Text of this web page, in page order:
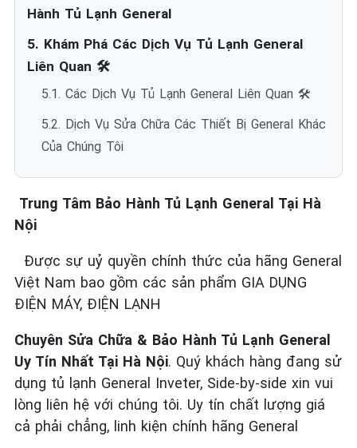
Hành Tủ Lạnh General
5. Khám Phá Các Dịch Vụ Tủ Lạnh General
Liên Quan 🛠️
5.1. Các Dịch Vụ Tủ Lạnh General Liên Quan 🛠️
5.2. Dịch Vụ Sửa Chữa Các Thiết Bị General Khác
Của Chúng Tôi
Trung Tâm Bảo Hành Tủ Lạnh General Tại Hà
Nội
Được sự uỷ quyền chính thức của hãng General
Việt Nam bao gồm các sản phẩm GIA DỤNG
ĐIỆN MÁY, ĐIỆN LẠNH
Chuyên Sửa Chữa & Bảo Hành Tủ Lạnh General
Uy Tín Nhất Tại Hà Nội. Quý khách hàng đang sử
dụng tủ lạnh General Inveter, Side-by-side xin vui
lòng liên hệ với chúng tôi. Uy tín chất lượng giá
cả phải chẳng, linh kiện chính hãng General